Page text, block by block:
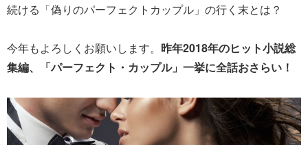
続ける「偽りのパーフェクトカップル」の行く末とは？
今年もよろしくお願いします。 昨年2018年のヒット小説総
集編、「パーフェクト・カップル」一挙に全話おさらい！